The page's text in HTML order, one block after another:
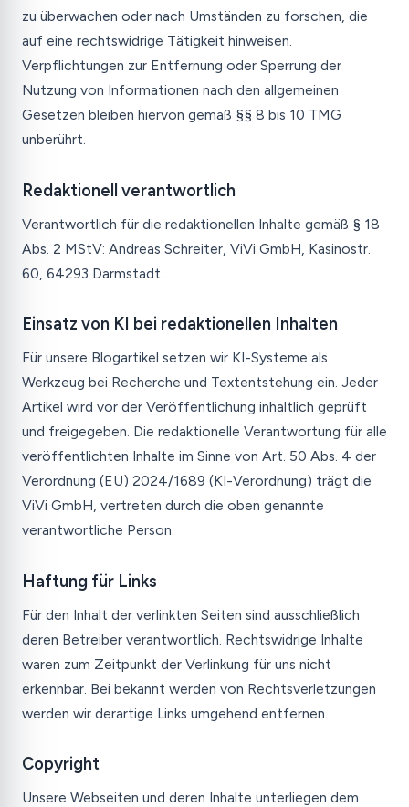
zu überwachen oder nach Umständen zu forschen, die
auf eine rechtswidrige Tätigkeit hinweisen.
Verpflichtungen zur Entfernung oder Sperrung der
Nutzung von Informationen nach den allgemeinen
Gesetzen bleiben hiervon gemäß §§ 8 bis 10 TMG
unberührt.
Redaktionell verantwortlich
Verantwortlich für die redaktionellen Inhalte gemäß § 18
Abs. 2 MStV: Andreas Schreiter, ViVi GmbH, Kasinostr.
60, 64293 Darmstadt.
Einsatz von KI bei redaktionellen Inhalten
Für unsere Blogartikel setzen wir KI-Systeme als
Werkzeug bei Recherche und Textentstehung ein. Jeder
Artikel wird vor der Veröffentlichung inhaltlich geprüft
und freigegeben. Die redaktionelle Verantwortung für alle
veröffentlichten Inhalte im Sinne von Art. 50 Abs. 4 der
Verordnung (EU) 2024/1689 (KI-Verordnung) trägt die
ViVi GmbH, vertreten durch die oben genannte
verantwortliche Person.
Haftung für Links
Für den Inhalt der verlinkten Seiten sind ausschließlich
deren Betreiber verantwortlich. Rechtswidrige Inhalte
waren zum Zeitpunkt der Verlinkung für uns nicht
erkennbar. Bei bekannt werden von Rechtsverletzungen
werden wir derartige Links umgehend entfernen.
Copyright
Unsere Webseiten und deren Inhalte unterliegen dem